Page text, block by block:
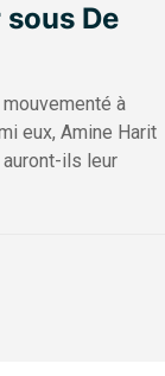
De
à
eux, Amine Harit
ils leur